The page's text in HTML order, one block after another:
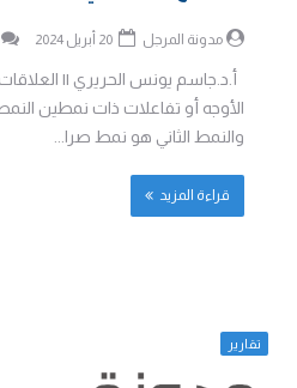
مدونة المرجل
أ.د.جاسم يونس الحريري || العلاقات
الأوجه أو تفاعلات ذات نمطين
والنمط الثاني هو نمط صرا...
قراءة المزيد
تقارير